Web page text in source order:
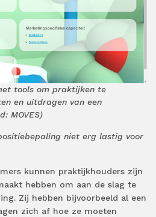
tools om praktijken te
en uitdragen van een
MOVES)
niet erg lastig voor
kunnen praktijkhouders zijn
hebben om aan de slag te
Zij hebben bijvoorbeeld al een
zich af hoe ze moeten